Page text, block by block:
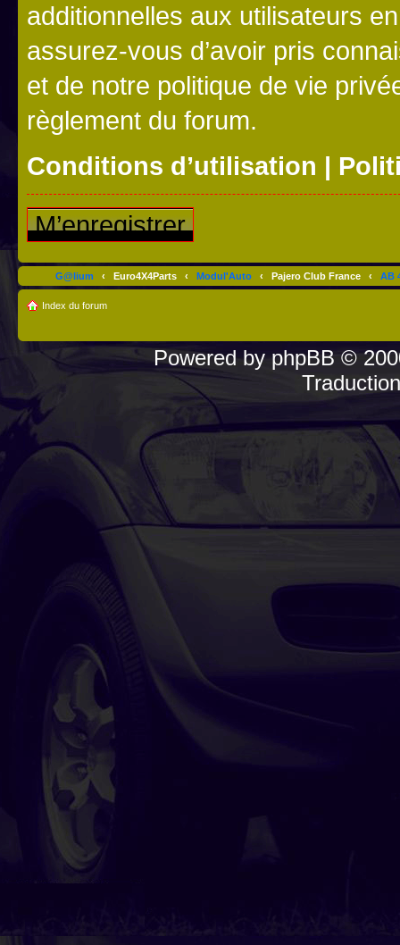
additionnelles aux utilisateurs
assurez-vous d’avoir pris
et de notre politique de vie
règlement du forum.
Conditions d’utilisation |
M’enregistrer
G@lium ‹ Euro4X4Parts ‹ Modul'Auto ‹ Pajero Club France ‹ AB
Index du forum
Powered byphpBB©